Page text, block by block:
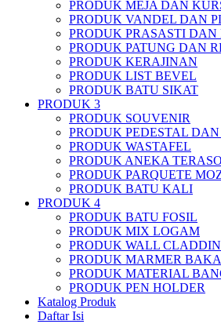
PRODUK MEJA DAN
PRODUK VANDEL DAN
PRODUK PRASASTI
PRODUK PATUNG DAN
PRODUK KERAJINAN
PRODUK LIST BEVEL
PRODUK BATU SIKAT
PRODUK 3
PRODUK SOUVENIR
PRODUK PEDESTAL
PRODUK WASTAFEL
PRODUK ANEKA TERASO
PRODUK PARQUETE
PRODUK BATU KALI
PRODUK 4
PRODUK BATU FOSIL
PRODUK MIX LOGAM
PRODUK WALL
PRODUK MARMER
PRODUK MATERIAL
PRODUK PEN HOLDER
Katalog Produk
Daftar Isi